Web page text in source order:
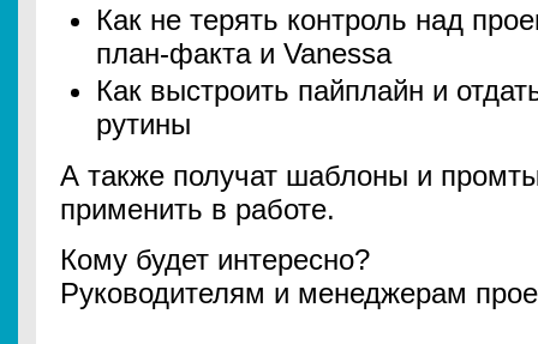
Как не терять контроль над
план-факта и Vanessa
Как выстроить пайплайн и
рутины
А также получат шаблоны и
применить в работе.
Кому будет интересно?
Руководителям и менеджерам